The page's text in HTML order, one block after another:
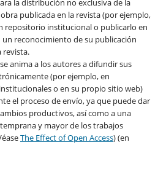
la distribución no exclusiva de la
publicada en la revista (por ejemplo,
repositorio institucional o publicarlo en
un reconocimiento de su publicación
revista.
anima a los autores a difundir sus
(por ejemplo, en
o en su propio sitio web)
el proceso de envío, ya que puede dar
productivos, así como a una
y mayor de los trabajos
The Effect of Open Access) (en